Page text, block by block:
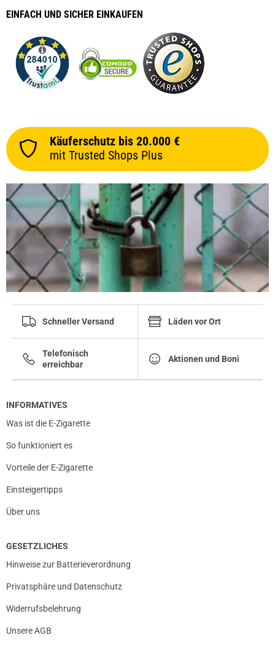
EINFACH UND SICHER EINKAUFEN
Käuferschutz bis 20.000 €
mit Trusted Shops Plus
Schneller Versand Läden vor Ort
Telefonisch
erreichbar
Aktionen und Boni
INFORMATIVES
Was ist die E-Zigarette
So funktioniert es
Vorteile der E-Zigarette
Einsteigertipps
Über uns
GESETZLICHES
Hinweise zur Batterieverordnung
Privatsphäre und Datenschutz
Widerrufsbelehrung
Unsere AGB